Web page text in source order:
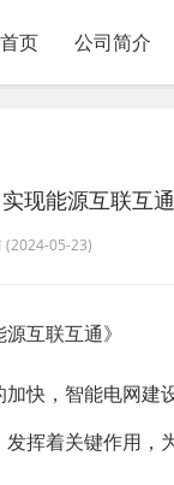
首页 公司简介
现能源互联互通
(2024-05-23)
互联互通》
快，智能电网
挥着关键作用，